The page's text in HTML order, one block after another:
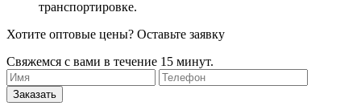
транспортировке.
Хотите оптовые цены? Оставьте заявку
Свяжемся с вами в течение 15 минут.